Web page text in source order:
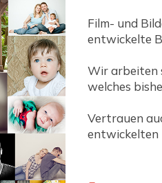
Film- und
entwickelte
Wir arbeiten
welches
Vertrauen
entwickelten